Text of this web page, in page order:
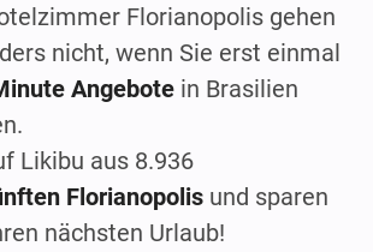
Florianopolis gehen
nicht, wenn Sie erst einmal
Angebote in Brasilien
Likibu aus 8.936
Florianopolis und sparen
nächsten Urlaub!